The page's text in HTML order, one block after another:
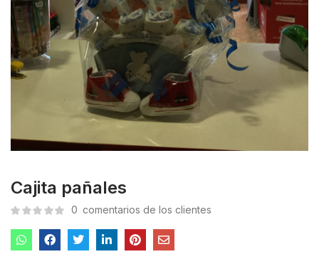
Cajita pañales
0 comentarios de los clientes